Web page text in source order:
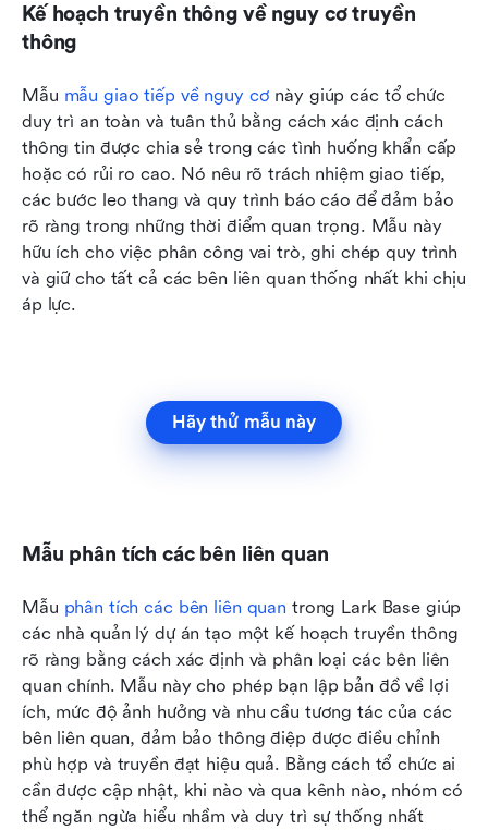
Kế hoạch truyền thông về nguy cơ truyền
thông
Mẫu mẫu giao tiếp về nguy cơ này giúp các tổ chức
duy trì an toàn và tuân thủ bằng cách xác định cách
thông tin được chia sẻ trong các tình huống khẩn cấp
hoặc có rủi ro cao. Nó nêu rõ trách nhiệm giao tiếp,
các bước leo thang và quy trình báo cáo để đảm bảo
rõ ràng trong những thời điểm quan trọng. Mẫu này
hữu ích cho việc phân công vai trò, ghi chép quy trình
và giữ cho tất cả các bên liên quan thống nhất khi chịu
áp lực.
Hãy thử mẫu này
Mẫu phân tích các bên liên quan
Mẫu phân tích các bên liên quan trong Lark Base giúp
các nhà quản lý dự án tạo một kế hoạch truyền thông
rõ ràng bằng cách xác định và phân loại các bên liên
quan chính. Mẫu này cho phép bạn lập bản đồ về lợi
ích, mức độ ảnh hưởng và nhu cầu tương tác của các
bên liên quan, đảm bảo thông điệp được điều chỉnh
phù hợp và truyền đạt hiệu quả. Bằng cách tổ chức ai
cần được cập nhật, khi nào và qua kênh nào, nhóm có
thể ngăn ngừa hiểu nhầm và duy trì sự thống nhất